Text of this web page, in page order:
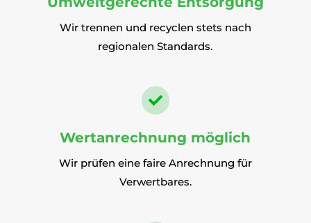
Wir trennen und recyclen stets nach
regionalen Standards.

Wertanrechnung möglich
Wir prüfen eine faire Anrechnung für
Verwertbares.